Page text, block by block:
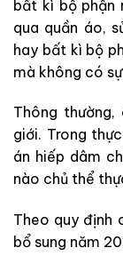
bất kì bộ phận
qua quần áo,
hay bất kì bộ
mà không có
Thông
giới. Trong
án hiếp dâm
nào chủ thể
Theo quy định
bổ sung năm